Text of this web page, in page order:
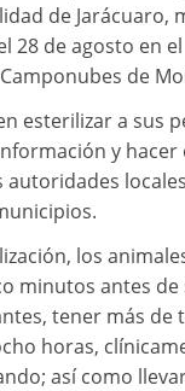
de Jarácuaro,
28 de agosto en el
de
esterilizar a sus
y hacer
autoridades
los
minutos antes de
tener más de
horas,
así como